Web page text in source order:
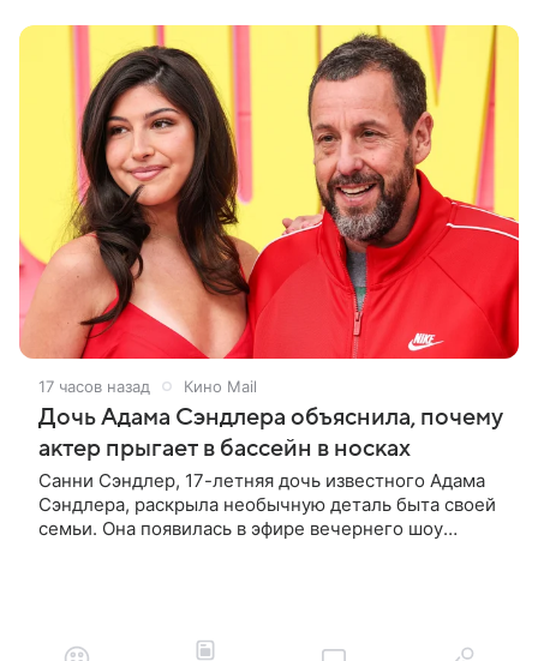
17 часов назад Кино Mail
Дочь Адама Сэндлера объяснила, почему
актер прыгает в бассейн в носках
Санни Сэндлер, 17-летняя дочь известного Адама
Сэндлера, раскрыла необычную деталь быта своей
семьи. Она появилась в эфире вечернего шоу